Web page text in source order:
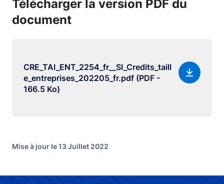
Télécharger la version PDF du
document
CRE_TAI_ENT_2254_fr__SI_Credits_taill
e_entreprises_202205_fr.pdf (PDF -
166.5 Ko)
Mise à jour le 13 Juillet 2022